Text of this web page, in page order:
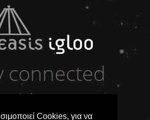
Cookies, για να
connected
with us